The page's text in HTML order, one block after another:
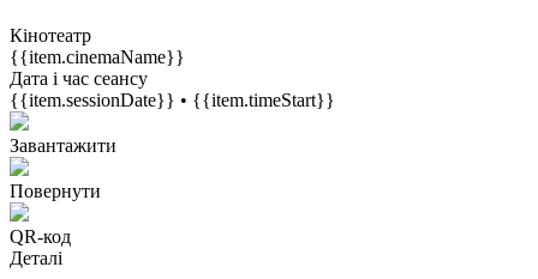
Кінотеатр
{{item.cinemaName}}
Дата і час сеансу
{{item.sessionDate}} • {{item.timeStart}}
Завантажити
Повернути
QR-код
Деталі